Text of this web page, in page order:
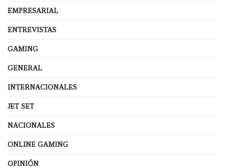
EMPRESARIAL
ENTREVISTAS
GAMING
GENERAL
INTERNACIONALES
JET SET
NACIONALES
ONLINE GAMING
OPINIÓN